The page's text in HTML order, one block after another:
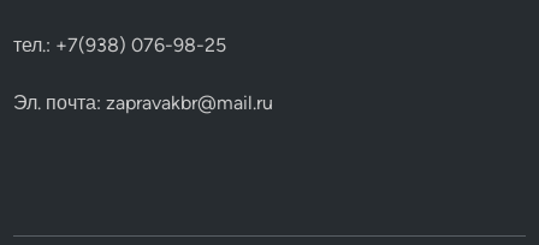
тел.: +7(938) 076-98-25
Эл. почта:zapravakbr@mail.ru